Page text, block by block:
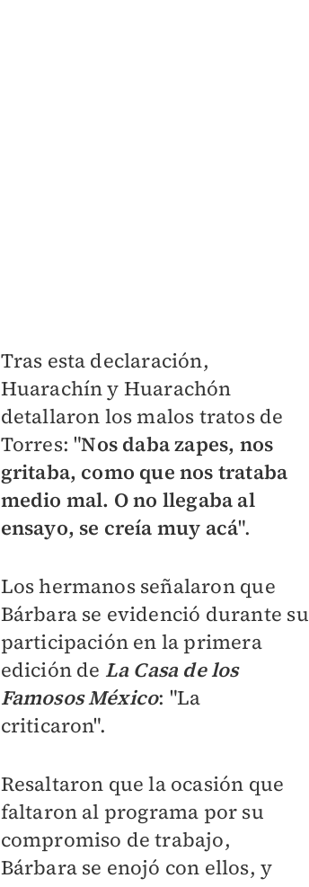
Tras esta declaración,
Huarachín y Huarachón
detallaron los malos tratos de
Torres: "Nos daba zapes, nos
gritaba, como que nos trataba
medio mal. O no llegaba al
ensayo, se creía muy acá".
Los hermanos señalaron que
Bárbara se evidenció durante su
participación en la primera
edición de La Casa de los
Famosos México: "La
criticaron".
Resaltaron que la ocasión que
faltaron al programa por su
compromiso de trabajo,
Bárbara se enojó con ellos, y